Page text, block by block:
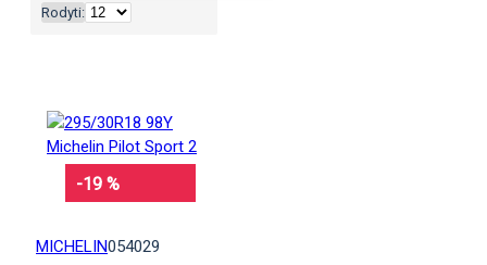
Rodyti:
-19 %
MICHELIN054029